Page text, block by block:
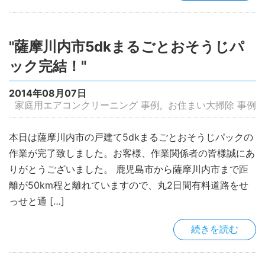
"薩摩川内市5dkまるごとおそうじパ
ック完結！"
2014年08月07日
家庭用エアコンクリーニング 事例
お住まい大掃除 事例
本日は薩摩川内市の戸建て5dkまるごとおそうじパックの
作業が完了致しました。お客様、作業関係者の皆様誠にあ
りがとうございました。 鹿児島市から薩摩川内市まで距
離が50km程と離れていますので、丸2日間有料道路をせ
っせと通 […]
続きを読む